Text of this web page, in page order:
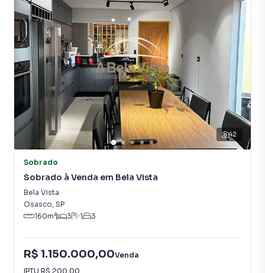
42
Sobrado
Sobrado à Venda em Bela Vista
Bela Vista
Osasco, SP
160m² 3 1 3
R$ 1.150.000,00Venda
IPTU R$ 200,00